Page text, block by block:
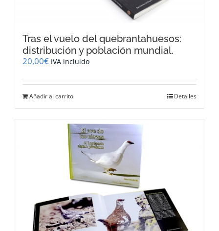
Tras el vuelo del quebrantahuesos:
distribución y población mundial.
20,00€ IVA incluido
Añadir al carrito Detalles